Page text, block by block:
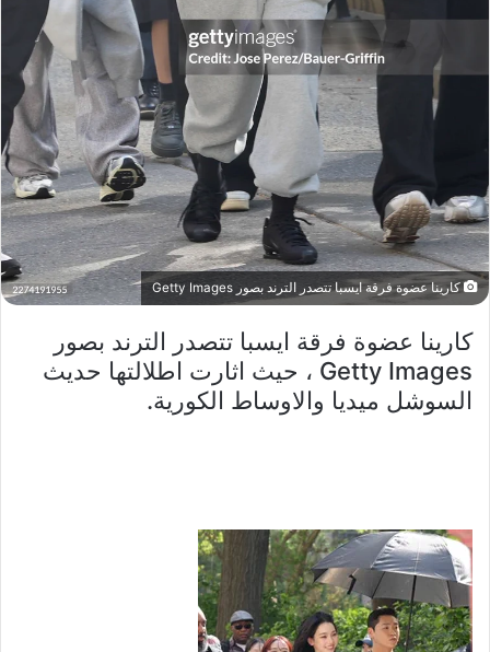
كارينا عضوة فرقة ايسبا تتصدر الترند بصور Getty Images
كارينا عضوة فرقة ايسبا تتصدر الترند بصور
Getty Images ، حيث اثارت اطلالتها حديث
السوشل ميديا والاوساط الكورية.